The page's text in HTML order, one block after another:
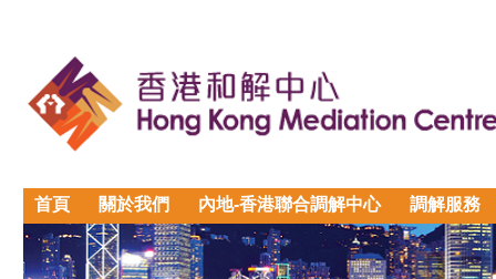
首頁 關於我們 內地-香港聯合調解中心 調解服務